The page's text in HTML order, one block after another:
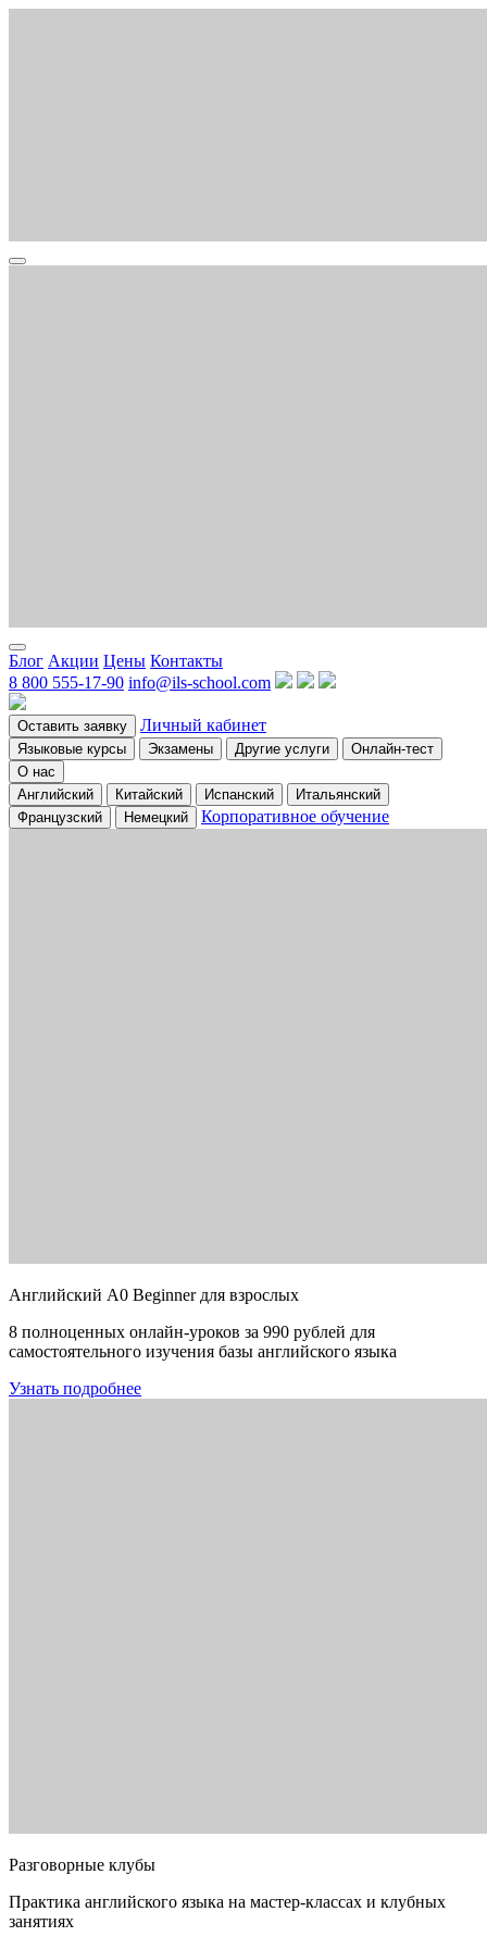
Блог Акции Цены Контакты
8 800 555-17-90 info@ils-school.com
Оставить заявку Личный кабинет
Языковые курсы Экзамены Другие услуги
Онлайн-тест
О нас
Английский
Китайский Испанский
Итальянский
Французский
Немецкий Корпоративное обучение
Английский A0 Beginner для взрослых
8 полноценных онлайн-уроков за 990 рублей для
самостоятельного изучения базы английского языка
Узнать подробнее
Разговорные клубы
Практика английского языка на мастер-классах и клубных
занятиях